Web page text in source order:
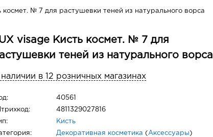
космет. № 7 для растушевки теней из натурального ворса
visage Кисть космет. № 7 для
теней из натурального ворса
в 12 розничных магазинах
40561
4811329027816
Кисть
Декоративная косметика ( Аксессуары )